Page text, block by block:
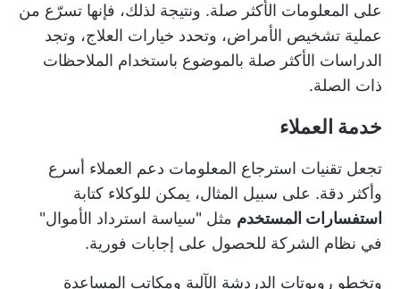
على المعلومات الأكثر صلة. ونتيجة لذلك، فإنها تسرّع من
عملية تشخيص الأمراض، وتحدد خيارات العلاج، وتجد
الدراسات الأكثر صلة بالموضوع باستخدام الملاحظات
ذات الصلة.
خدمة العملاء
تجعل تقنيات استرجاع المعلومات دعم العملاء أسرع
وأكثر دقة. على سبيل المثال، يمكن للوكلاء كتابة
استفسارات المستخدم مثل "سياسة استرداد الأموال"
في نظام الشركة للحصول على إجابات فورية.
وتخطو روبوتات الدردشة الآلية ومكاتب المساعدة